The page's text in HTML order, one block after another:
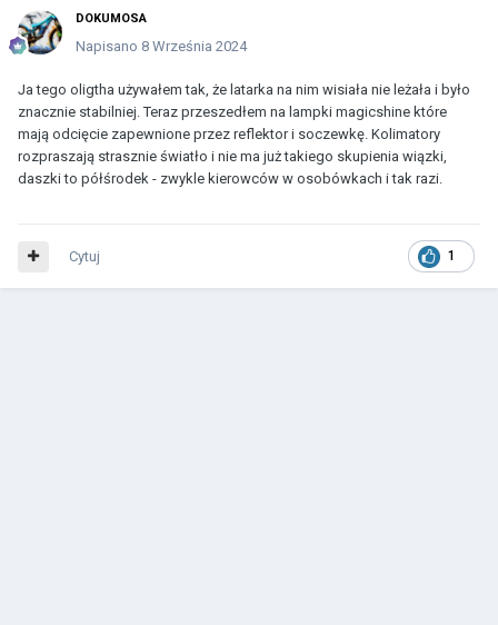
DOKUMOSA
Napisano 8 Września 2024
Ja tego oligtha używałem tak, że latarka na nim wisiała nie leżała i było
znacznie stabilniej. Teraz przeszedłem na lampki magicshine które
mają odcięcie zapewnione przez reflektor i soczewkę. Kolimatory
rozpraszają strasznie światło i nie ma już takiego skupienia wiązki,
daszki to półśrodek - zwykle kierowców w osobówkach i tak razi.
1
Cytuj